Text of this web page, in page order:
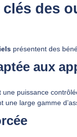
clés des
présentent des
aux
puissance
large gamme